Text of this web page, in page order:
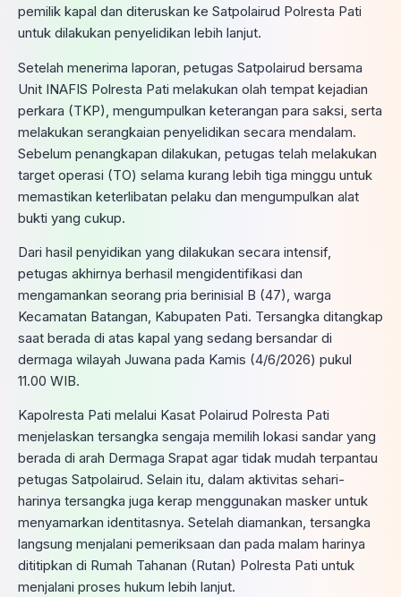
pemilik kapal dan diteruskan ke Satpolairud Polresta Pati
untuk dilakukan penyelidikan lebih lanjut.
Setelah menerima laporan, petugas Satpolairud bersama
Unit INAFIS Polresta Pati melakukan olah tempat kejadian
perkara (TKP), mengumpulkan keterangan para saksi, serta
melakukan serangkaian penyelidikan secara mendalam.
Sebelum penangkapan dilakukan, petugas telah melakukan
target operasi (TO) selama kurang lebih tiga minggu untuk
memastikan keterlibatan pelaku dan mengumpulkan alat
bukti yang cukup.
Dari hasil penyidikan yang dilakukan secara intensif,
petugas akhirnya berhasil mengidentifikasi dan
mengamankan seorang pria berinisial B (47), warga
Kecamatan Batangan, Kabupaten Pati. Tersangka ditangkap
saat berada di atas kapal yang sedang bersandar di
dermaga wilayah Juwana pada Kamis (4/6/2026) pukul
11.00 WIB.
Kapolresta Pati melalui Kasat Polairud Polresta Pati
menjelaskan tersangka sengaja memilih lokasi sandar yang
berada di arah Dermaga Srapat agar tidak mudah terpantau
petugas Satpolairud. Selain itu, dalam aktivitas sehari-
harinya tersangka juga kerap menggunakan masker untuk
menyamarkan identitasnya. Setelah diamankan, tersangka
langsung menjalani pemeriksaan dan pada malam harinya
dititipkan di Rumah Tahanan (Rutan) Polresta Pati untuk
menjalani proses hukum lebih lanjut.